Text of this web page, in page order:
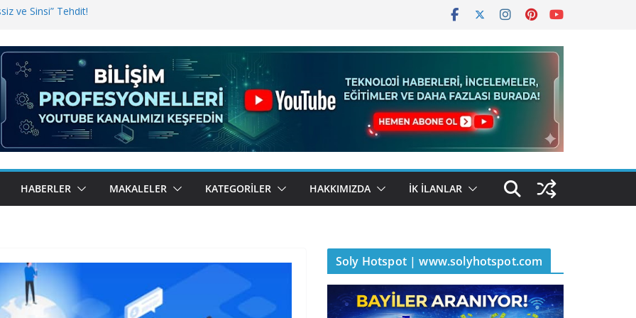
ve Sinsi” Tehdit!
Bugün BulutTahsilat’ta
Kemal Oral Tüm Sorularımızı
HABERLER MAKALELER KATEGORILER HAKKIMIZDA İK İLANLAR
Soly Hotspot | www.solyhotspot.com